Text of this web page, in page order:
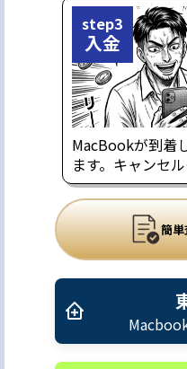
step3
入金
MacBookが到着
ます。キャンセル
簡